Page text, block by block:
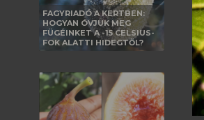
FAGYRIADÓ A KERTBEN:
HOGYAN ÓVJUK MEG
FÜGÉINKET A -15 CELSIUS-
FOK ALATTI HIDEGTŐL?